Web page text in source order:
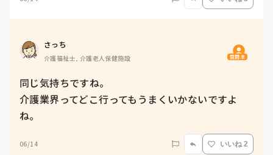
さっち
介護福祉士, 介護老人保健施設 質問主
同じ気持ちですね。
介護業界ってどこ行ってもうまくいかないですよ
ね。
06/14 いいね 2